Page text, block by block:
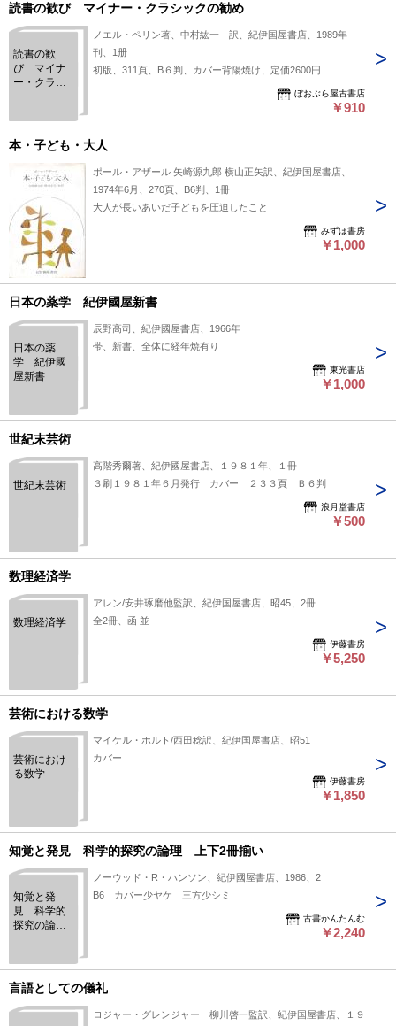
読書の歓び マイナー・クラシックの勧め
読書の歓
び マイナ
ー・クラシ
ノエル・ペリン著、中村紘一 訳、紀伊国屋書店、1989年
刊、1册
初版、311頁、B６判、カバー背陽焼け、定価2600円
ぼおぶら屋古書店
￥910
本・子ども・大人
ポール・アザール 矢崎源九郎 横山正矢訳、紀伊国屋書店、
1974年6月、270頁、B6判、1冊
大人が長いあいだ子どもを圧迫したこと
みずほ書房
￥1,000
日本の薬学 紀伊國屋新書
日本の薬
学 紀伊國
屋新書
辰野高司、紀伊國屋書店、1966年
帯、新書、全体に経年焼有り
東光書店
￥1,000
世紀末芸術
世紀末芸術
高階秀爾著、紀伊國屋書店、１９８１年、１冊
３刷１９８１年６月発行 カバー ２３３頁 Ｂ６判
浪月堂書店
￥500
数理経済学
数理経済学
アレン/安井琢磨他監訳、紀伊国屋書店、昭45、2冊
全2冊、函 並
伊藤書房
￥5,250
芸術における数学
芸術におけ
る数学
マイケル・ホルト/西田稔訳、紀伊国屋書店、昭51
カバー
伊藤書房
￥1,850
知覚と発見 科学的探究の論理 上下2冊揃い
知覚と発
見 科学的
探究の論
ノーウッド・R・ハンソン、紀伊國屋書店、1986、2
B6 カバー少ヤケ 三方少シミ
古書かんたんむ
￥2,240
言語としての儀礼
ロジャー・グレンジャー 柳川啓一監訳、紀伊国屋書店、１９